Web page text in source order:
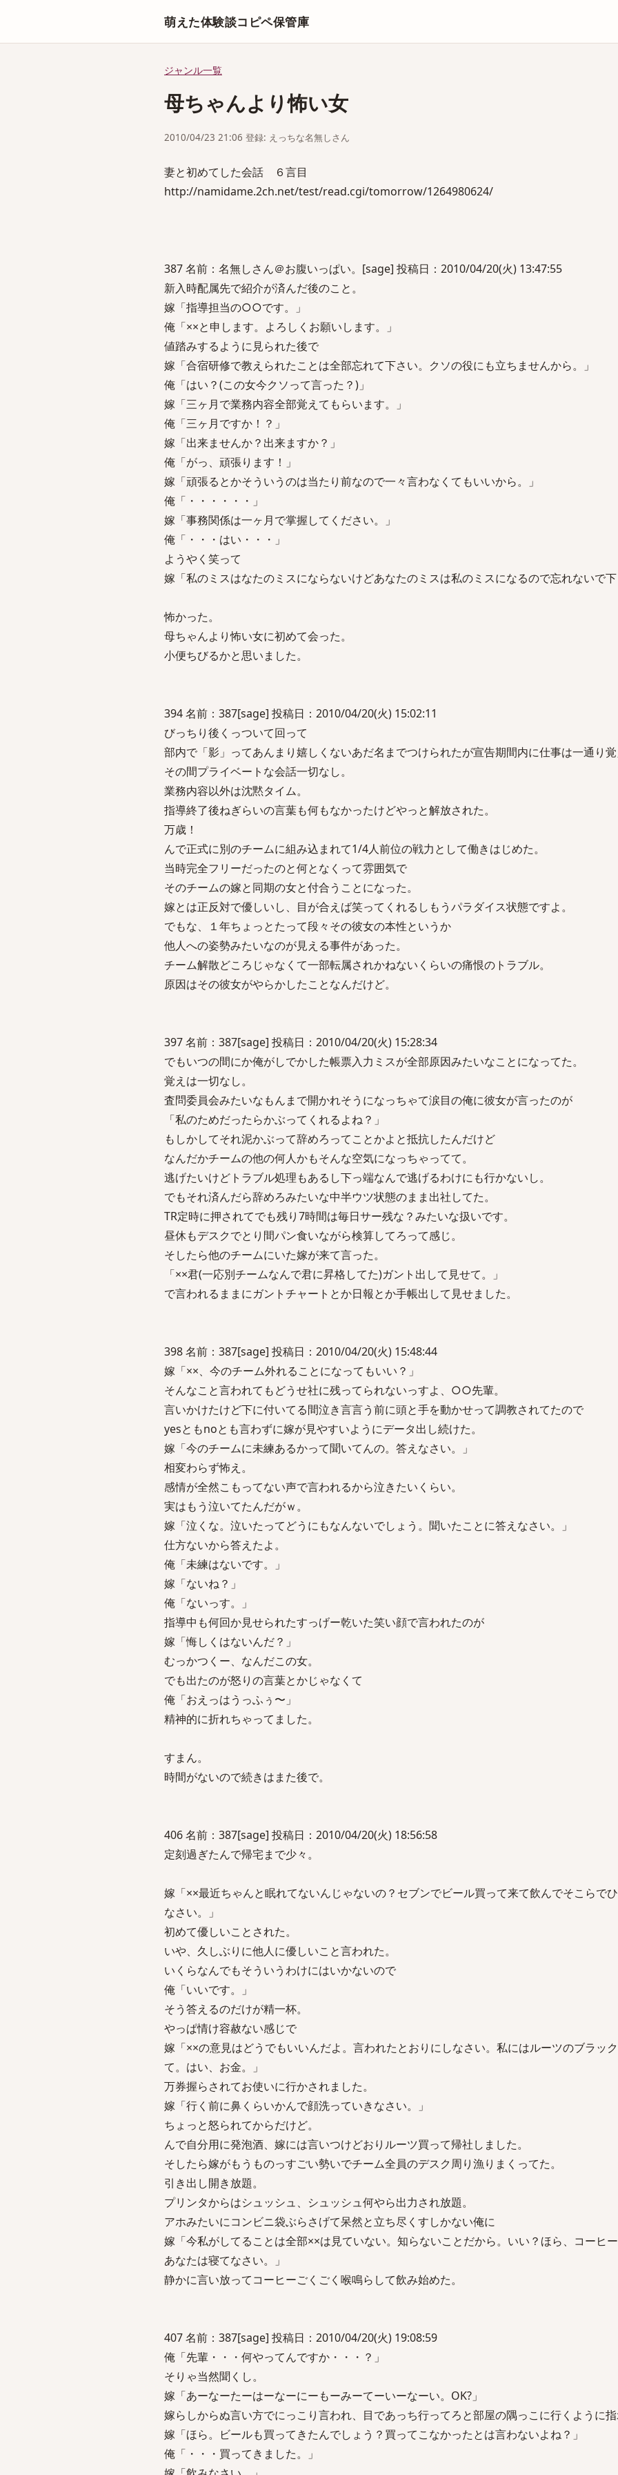
萌えた体験談コピペ保管庫
ジャンル一覧
母ちゃんより怖い女
2010/04/23 21:06 登録: えっちな名無しさん
妻と初めてした会話 ６言目
http://namidame.2ch.net/test/read.cgi/tomorrow/1264980624/
387 名前：名無しさん＠お腹いっぱい。[sage] 投稿日：2010/04/20(火) 13:47:55
新入時配属先で紹介が済んだ後のこと。
嫁「指導担当の○○です。」
俺「××と申します。よろしくお願いします。」
値踏みするように見られた後で
嫁「合宿研修で教えられたことは全部忘れて下さい。クソの役にも立ちませんから。」
俺「はい？(この女今クソって言った？)」
嫁「三ヶ月で業務内容全部覚えてもらいます。」
俺「三ヶ月ですか！？」
嫁「出来ませんか？出来ますか？」
俺「がっ、頑張ります！」
嫁「頑張るとかそういうのは当たり前なので一々言わなくてもいいから。」
俺「・・・・・・」
嫁「事務関係は一ヶ月で掌握してください。」
俺「・・・はい・・・」
ようやく笑って
嫁「私のミスはなたのミスにならないけどあなたのミスは私のミスになるので忘れないで
怖かった。
母ちゃんより怖い女に初めて会った。
小便ちびるかと思いました。
394 名前：387[sage] 投稿日：2010/04/20(火) 15:02:11
びっちり後くっついて回って
部内で「影」ってあんまり嬉しくないあだ名までつけられたが宣告期間内に仕事は一通り
その間プライベートな会話一切なし。
業務内容以外は沈黙タイム。
指導終了後ねぎらいの言葉も何もなかったけどやっと解放された。
万歳！
んで正式に別のチームに組み込まれて1/4人前位の戦力として働きはじめた。
当時完全フリーだったのと何となくって雰囲気で
そのチームの嫁と同期の女と付合うことになった。
嫁とは正反対で優しいし、目が合えば笑ってくれるしもうパラダイス状態ですよ。
でもな、１年ちょっとたって段々その彼女の本性というか
他人への姿勢みたいなのが見える事件があった。
チーム解散どころじゃなくて一部転属されかねないくらいの痛恨のトラブル。
原因はその彼女がやらかしたことなんだけど。
397 名前：387[sage] 投稿日：2010/04/20(火) 15:28:34
でもいつの間にか俺がしでかした帳票入力ミスが全部原因みたいなことになってた。
覚えは一切なし。
査問委員会みたいなもんまで開かれそうになっちゃて涙目の俺に彼女が言ったのが
「私のためだったらかぶってくれるよね？」
もしかしてそれ泥かぶって辞めろってことかよと抵抗したんだけど
なんだかチームの他の何人かもそんな空気になっちゃってて。
逃げたいけどトラブル処理もあるし下っ端なんで逃げるわけにも行かないし。
でもそれ済んだら辞めろみたいな中半ウツ状態のまま出社してた。
TR定時に押されてでも残り7時間は毎日サー残な？みたいな扱いです。
昼休もデスクでとり間パン食いながら検算してろって感じ。
そしたら他のチームにいた嫁が来て言った。
「××君(一応別チームなんで君に昇格してた)ガント出して見せて。」
で言われるままにガントチャートとか日報とか手帳出して見せました。
398 名前：387[sage] 投稿日：2010/04/20(火) 15:48:44
嫁「××、今のチーム外れることになってもいい？」
そんなこと言われてもどうせ社に残ってられないっすよ、○○先輩。
言いかけたけど下に付いてる間泣き言言う前に頭と手を動かせって調教されてたので
yesともnoとも言わずに嫁が見やすいようにデータ出し続けた。
嫁「今のチームに未練あるかって聞いてんの。答えなさい。」
相変わらず怖え。
感情が全然こもってない声で言われるから泣きたいくらい。
実はもう泣いてたんだがｗ。
嫁「泣くな。泣いたってどうにもなんないでしょう。聞いたことに答えなさい。」
仕方ないから答えたよ。
俺「未練はないです。」
嫁「ないね？」
俺「ないっす。」
指導中も何回か見せられたすっげー乾いた笑い顔で言われたのが
嫁「悔しくはないんだ？」
むっかつくー、なんだこの女。
でも出たのが怒りの言葉とかじゃなくて
俺「おえっはうっふぅ〜」
精神的に折れちゃってました。
すまん。
時間がないので続きはまた後で。
406 名前：387[sage] 投稿日：2010/04/20(火) 18:56:58
定刻過ぎたんで帰宅まで少々。
嫁「××最近ちゃんと眠れてないんじゃないの？セブンでビール買って来て飲んでそこらで
なさい。」
初めて優しいことされた。
いや、久しぶりに他人に優しいこと言われた。
いくらなんでもそういうわけにはいかないので
俺「いいです。」
そう答えるのだけが精一杯。
やっぱ情け容赦ない感じで
嫁「××の意見はどうでもいいんだよ。言われたとおりにしなさい。私にはルーツのブラッ
て。はい、お金。」
万券握らされてお使いに行かされました。
嫁「行く前に鼻くらいかんで顔洗っていきなさい。」
ちょっと怒られてからだけど。
んで自分用に発泡酒、嫁には言いつけどおりルーツ買って帰社しました。
そしたら嫁がもうものっすごい勢いでチーム全員のデスク周り漁りまくってた。
引き出し開き放題。
プリンタからはシュッシュ、シュッシュ何やら出力され放題。
アホみたいにコンビニ袋ぶらさげて呆然と立ち尽くすしかない俺に
嫁「今私がしてることは全部××は見ていない。知らないことだから。いい？ほら、コーヒ
あなたは寝てなさい。」
静かに言い放ってコーヒーごくごく喉鳴らして飲み始めた。
407 名前：387[sage] 投稿日：2010/04/20(火) 19:08:59
俺「先輩・・・何やってんですか・・・？」
そりゃ当然聞くし。
嫁「あーなーたーはーなーにーもーみーてーいーなーい。OK?」
嫁らしからぬ言い方でにっこり言われ、目であっち行ってろと部屋の隅っこに行くように
嫁「ほら。ビールも買ってきたんでしょう？買ってこなかったとは言わないよね？」
俺「・・・買ってきました。」